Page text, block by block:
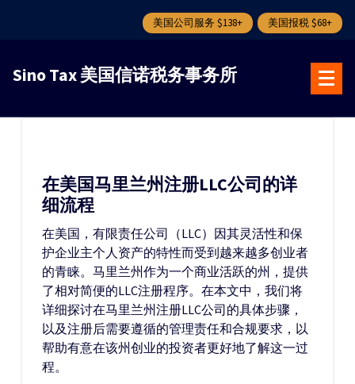
美国公司服务 $138+ 美国报税 $68+
Sino Tax 美国信诺税务事务所
在美国马里兰州注册LLC公司的详
细流程
在美国，有限责任公司（LLC）因其灵活性和保
护企业主个人资产的特性而受到越来越多创业者
的青睐。马里兰州作为一个商业活跃的州，提供
了相对简便的LLC注册程序。在本文中，我们将
详细探讨在马里兰州注册LLC公司的具体步骤，
以及注册后需要遵循的管理责任和合规要求，以
帮助有意在该州创业的投资者更好地了解这一过
程。